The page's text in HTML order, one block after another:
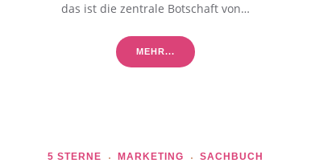
das ist die zentrale Botschaft von…
MEHR...
5 STERNE MARKETING SACHBUCH